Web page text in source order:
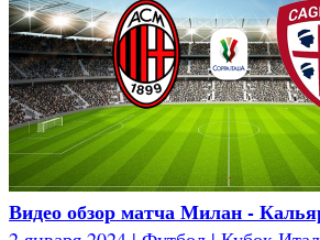
Видео обзор матча Милан -